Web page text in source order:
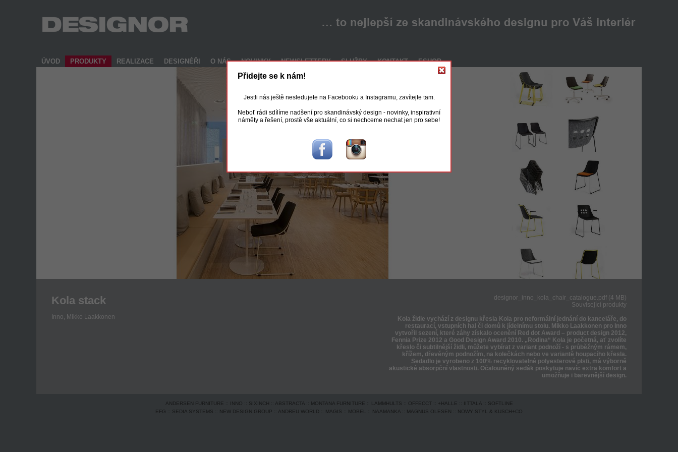
ÚVOD PRODUKTY REALIZACE DESIGNÉŘI O NÁS NOVINKY NEWSLETTERY SLUŽBY KONTAKT ESHOP
Kola stack
Inno, Mikko Laakkonen
designor_inno_kola_chair_catalogue.pdf (4 MB)
Související produkty
Kola židle vychází z designu křesla Kola pro neformální jednání do kanceláře, do
restaurací, vstupních hal či domů k jídelnímu stolu. Mikko Laakkonen pro Inno
vytvořil sezení, které záhy získalo ocenění Red dot Award – product design 2012,
Fennia Prize 2012 a Good Design Award 2010. „Rodina“ Kola je početná, ať zvolíte
křeslo či subtilnější židli, můžete vybírat z variant podnoží - s průběžným rámem,
křížem, dřevěným podnožím, na kolečkách nebo ve variantě houpacího křesla.
Sedadlo je vyrobeno z 100% recyklovatelné polyesterové plsti, má výborně
akustické absorpční vlastnosti. Očalouněný sedák poskytuje navíc extra komfort a
umožňuje i barevnější design.
ANDERSEN FURNITURE :: INNO :: SIXINCH :: ABSTRACTA:: MONTANA FURNITURE :: LAMMHULTS :: OFFECCT :: +HALLE :: IITTALA:: SOFTLINE
EFG :: SEDIA SYSTEMS :: NEW DESIGN GROUP :: ANDREU WORLD :: MAGIS :: MOBEL :: NAAMANKA :: MAGNUS OLESEN :: NOWY STYL & KUSCH+CO
Přidejte se k nám!
Jestli nás ještě nesledujete na Facebooku a Instagramu, zavítejte tam.
Neboť rádi sdílíme nadšení pro skandinávský design - novinky, inspirativní
náměty a řešení, prostě vše aktuální, co si nechceme nechat jen pro sebe!